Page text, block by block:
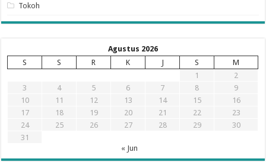
Tokoh
Agustus 2026
S
S R K J S
M
1
2
3
4 5 6 7 8
9
10
11 12 13 14 15
16
17
18 19 20 21 22
23
24
25 26 27 28 29
30
31
« Jun